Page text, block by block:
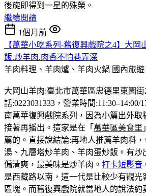
後旋即得到一星的殊榮。
繼續閱讀
1個月前
【萬華小吃系列-舊復興戲院之4】大岡
飯.炒羊肉.肉香不怕巷弄深
羊肉料理、羊肉爐、羊肉火鍋 國內旅遊
大岡山羊肉:臺北市萬華區忠德里東園街
話:0223031333，營業時間:11:30–14:00/
南萬華復興戲院系列，因為小篇出外取
接著再播出。這家是在「 萬華區美食里
薦的。直接說結論:再地人推薦羊肉料
湯、九層塔炒羊肉、羊肉蛋炒飯。有炒
偏清爽，最美味是炒羊肉。 打卡短影音
是西藏路以南，這一代是比較少有觀光
區塊。而舊復興戲院就當地人的說法約